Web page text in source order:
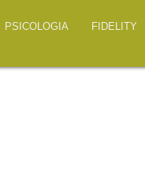
PSICOLOGIA FIDELITY